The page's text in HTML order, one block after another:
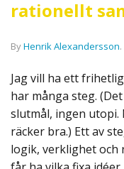
rationellt
ByHenrik Alexandersson.
Jag vill ha ett
har många steg.
slutmål, ingen
räcker bra.) Ett av
logik, verklighet och